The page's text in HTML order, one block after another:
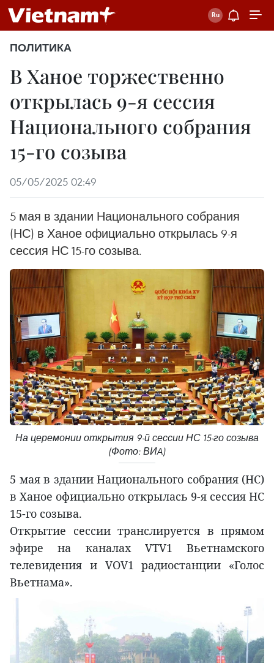
ПОЛИТИКА
В Ханое торжественно
открылась 9-я сессия
Национального собрания
15-го созыва
05/05/2025 02:49
5 мая в здании Национального собрания
(НС) в Ханое официально открылась 9-я
сессия НС 15-го созыва.
На церемонии открытия 9-й сессии НС 15-го созыва
(Фото: ВИA)
5 мая в здании Национального собрания (НС)
в Ханое официально открылась 9-я сессия НС
15-го созыва.
Открытие сессии транслируется в прямом
эфире на каналах VTV1 Вьетнамского
телевидения и VOV1 радиостанции «Голос
Вьетнама».